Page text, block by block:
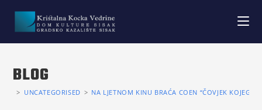
BLOG
> UNCATEGORISED > NA LJETNOM KINU BRAĆA COEN “ČOVJEK KOJEG